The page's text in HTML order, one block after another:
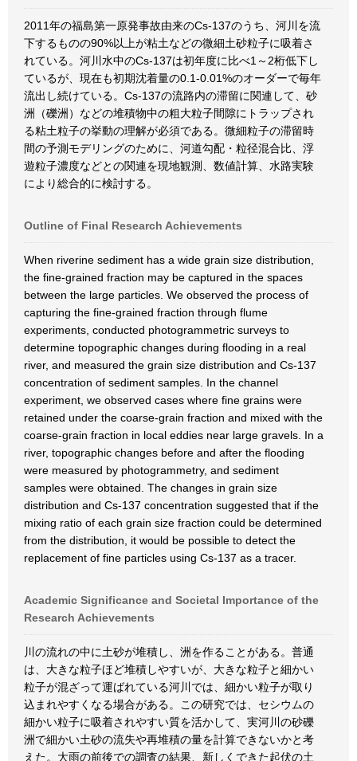
2011年の福島第一原発事故由来のCs-137のうち、河川を流
下するものの90%以上が粘土などの微細土砂粒子に吸着さ
れている。河川水中のCs-137は初年度に比べ1～2桁低下し
ているが、現在も初期沈着量の0.1-0.01%のオーダーで毎年
流出し続けている。Cs-137の流路内の滞留に関連して、砂
洲（礫洲）などの堆積物中の粗大粒子間隙にトラップされ
る粘土粒子の挙動の理解が必須である。微細粒子の滞留時
間の予測モデリングのために、河道勾配・粒径混合比、浮
遊粒子濃度などとの関連を現地観測、数値計算、水路実験
により総合的に検討する。
Outline of Final Research Achievements
When riverine sediment has a wide grain size distribution,
the fine-grained fraction may be captured in the spaces
between the large particles. We observed the process of
capturing the fine-grained fraction through flume
experiments, conducted photogrammetric surveys to
determine topographic changes during flooding in a real
river, and measured the grain size distribution and Cs-137
concentration of sediment samples. In the channel
experiment, we observed cases where fine grains were
retained under the coarse-grain fraction and mixed with the
coarse-grain fraction in local eddies near large gravels. In a
river, topographic changes before and after the flooding
were measured by photogrammetry, and sediment
samples were obtained. The changes in grain size
distribution and Cs-137 concentration suggested that if the
mixing ratio of each grain size fraction could be determined
from the distribution, it would be possible to detect the
replacement of fine particles using Cs-137 as a tracer.
Academic Significance and Societal Importance of the
Research Achievements
川の流れの中に土砂が堆積し、洲を作ることがある。普通
は、大きな粒子ほど堆積しやすいが、大きな粒子と細かい
粒子が混ざって運ばれている河川では、細かい粒子が取り
込まれやすくなる場合がある。この研究では、セシウムの
細かい粒子に吸着されやすい質を活かして、実河川の砂礫
洲で細かい土砂の流失や再堆積の量を計算できないかと考
えた。大雨の前後での調査の結果、新しくできた起伏の土